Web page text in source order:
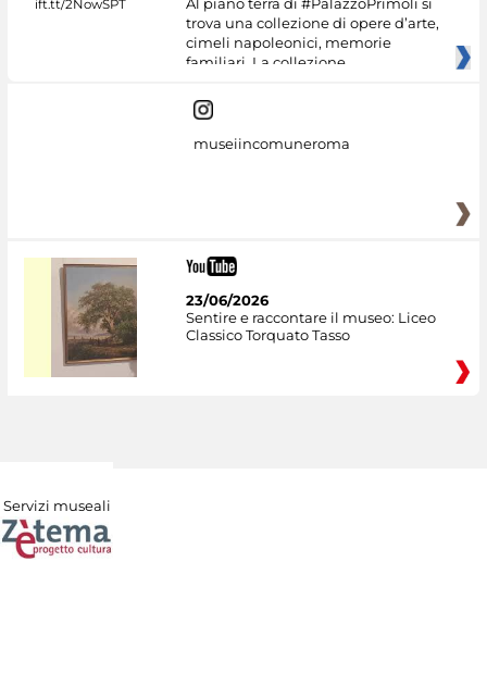
trova una collezione di opere d’arte,
cimeli napoleonici, memorie
familiari. La collezione
museiincomuneroma
23/06/2026
Sentire e raccontare il museo: Liceo
Classico Torquato Tasso
Servizi museali